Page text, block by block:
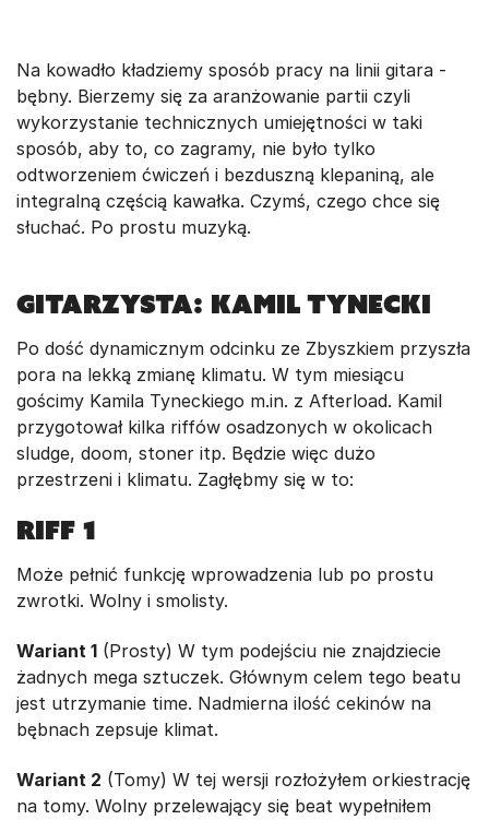
Na kowadło kładziemy sposób pracy na linii gitara -
bębny. Bierzemy się za aranżowanie partii czyli
wykorzystanie technicznych umiejętności w taki
sposób, aby to, co zagramy, nie było tylko
odtworzeniem ćwiczeń i bezduszną klepaniną, ale
integralną częścią kawałka. Czymś, czego chce się
słuchać. Po prostu muzyką.
Gitarzysta: Kamil Tynecki
Po dość dynamicznym odcinku ze Zbyszkiem przyszła
pora na lekką zmianę klimatu. W tym miesiącu
gościmy Kamila Tyneckiego m.in. z Afterload. Kamil
przygotował kilka riffów osadzonych w okolicach
sludge, doom, stoner itp. Będzie więc dużo
przestrzeni i klimatu. Zagłębmy się w to:
RIFF 1
Może pełnić funkcję wprowadzenia lub po prostu
zwrotki. Wolny i smolisty.
Wariant 1 (Prosty) W tym podejściu nie znajdziecie
żadnych mega sztuczek. Głównym celem tego beatu
jest utrzymanie time. Nadmierna ilość cekinów na
bębnach zepsuje klimat.
Wariant 2 (Tomy) W tej wersji rozłożyłem orkiestrację
na tomy. Wolny przelewający się beat wypełniłem